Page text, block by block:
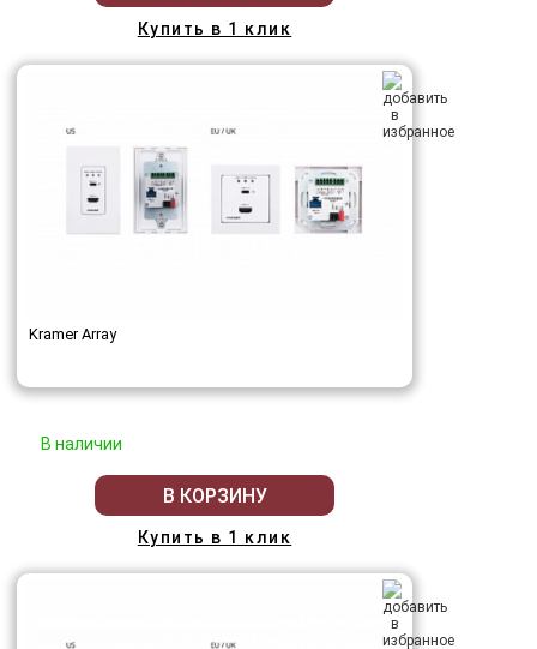
Купить в 1 клик
Kramer Array
В наличии
В КОРЗИНУ
Купить в 1 клик